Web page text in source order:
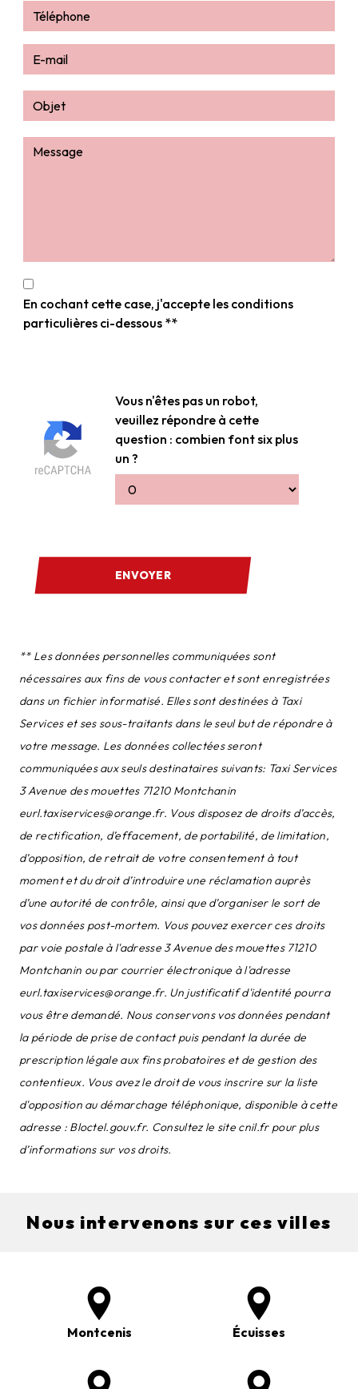
En cochant cette case, j'accepte les conditions
particulières ci-dessous **
Vous n'êtes pas un robot,
veuillez répondre à cette
question : combien font six plus
un ?
ENVOYER
** Les données personnelles communiquées sont
nécessaires aux fins de vous contacter et sont enregistrées
dans un fichier informatisé. Elles sont destinées à Taxi
Services et ses sous-traitants dans le seul but de répondre à
votre message. Les données collectées seront
communiquées aux seuls destinataires suivants: Taxi Services
3 Avenue des mouettes 71210 Montchanin
eurl.taxiservices@orange.fr. Vous disposez de droits d’accès,
de rectification, d’effacement, de portabilité, de limitation,
d’opposition, de retrait de votre consentement à tout
moment et du droit d’introduire une réclamation auprès
d’une autorité de contrôle, ainsi que d’organiser le sort de
vos données post-mortem. Vous pouvez exercer ces droits
par voie postale à l'adresse 3 Avenue des mouettes 71210
Montchanin ou par courrier électronique à l'adresse
eurl.taxiservices@orange.fr. Un justificatif d'identité pourra
vous être demandé. Nous conservons vos données pendant
la période de prise de contact puis pendant la durée de
prescription légale aux fins probatoires et de gestion des
contentieux. Vous avez le droit de vous inscrire sur la liste
d'opposition au démarchage téléphonique, disponible à cette
adresse : Bloctel.gouv.fr. Consultez le site cnil.fr pour plus
d’informations sur vos droits.
Nous intervenons sur ces villes
Montcenis Écuisses